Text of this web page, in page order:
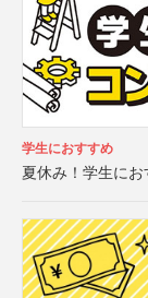
学生におすすめ
夏休み！学生に